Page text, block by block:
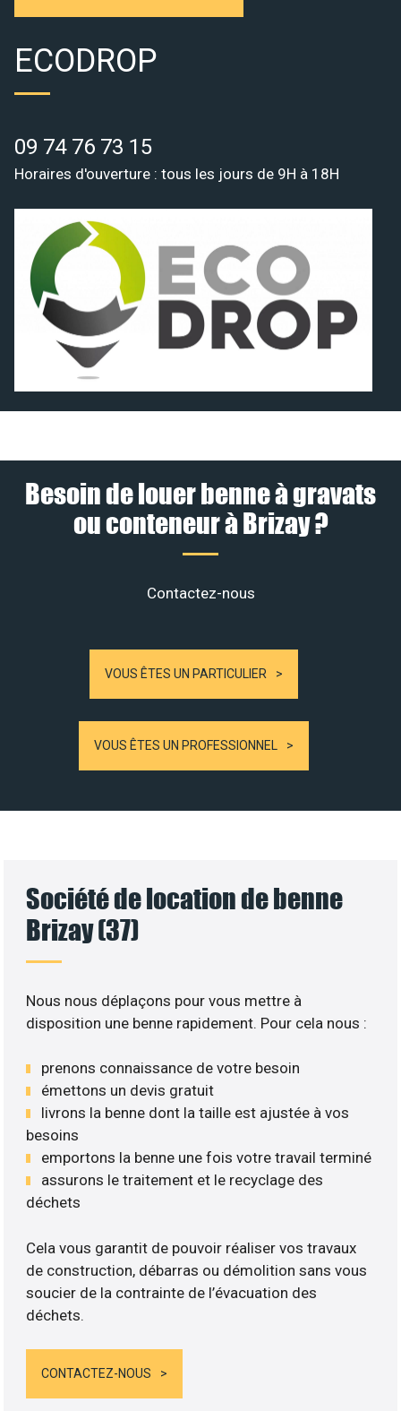
ECODROP
09 74 76 73 15
Horaires d'ouverture : tous les jours de 9H à 18H
Besoin de louer benne à gravats
ou conteneur à Brizay ?
Contactez-nous
VOUS ÊTES UN PARTICULIER
VOUS ÊTES UN PROFESSIONNEL
Société de location de benne
Brizay (37)
Nous nous déplaçons pour vous mettre à
disposition une benne rapidement. Pour cela nous :
prenons connaissance de votre besoin
émettons un devis gratuit
livrons la benne dont la taille est ajustée à vos
besoins
emportons la benne une fois votre travail terminé
assurons le traitement et le recyclage des
déchets
Cela vous garantit de pouvoir réaliser vos travaux
de construction, débarras ou démolition sans vous
soucier de la contrainte de l’évacuation des
déchets.
CONTACTEZ-NOUS